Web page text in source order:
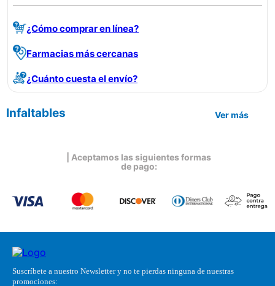
¿Cómo comprar en línea?
Farmacias más cercanas
¿Cuánto cuesta el envío?
Infaltables Ver más
| Aceptamos las siguientes formas
de pago:
Suscríbete a nuestro Newsletter y no te pierdas ninguna de nuestras
promociones: